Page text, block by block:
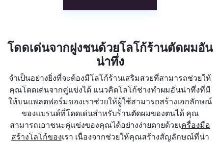
โดดเด่นจากฝูงชนด้วยโลโก้ร้านตัดผมอัน
น่าทึ่ง
จำเป็นอย่างยิ่งที่จะต้องมีโลโก้ร้านเสริมสวยที่สามารถช่วยให้
คุณโดดเด่นจากคู่แข่งได้ แนวคิดโลโก้ช่างทำผมอันน่าทึ่งที่มี
ให้บนแพลตฟอร์มของเราช่วยให้ผู้ใช้สามารถสร้างเอกลักษณ์
ของแบรนด์ที่โดดเด่นสำหรับร้านตัดผมของตนได้ คุณ
สามารถเอาชนะคู่แข่งของคุณได้อย่างง่ายดายด้วยเครื่องมือ
สร้างโลโก้ของเรา เนื่องจากช่วยให้คุณสร้างสัญลักษณ์ที่น่า